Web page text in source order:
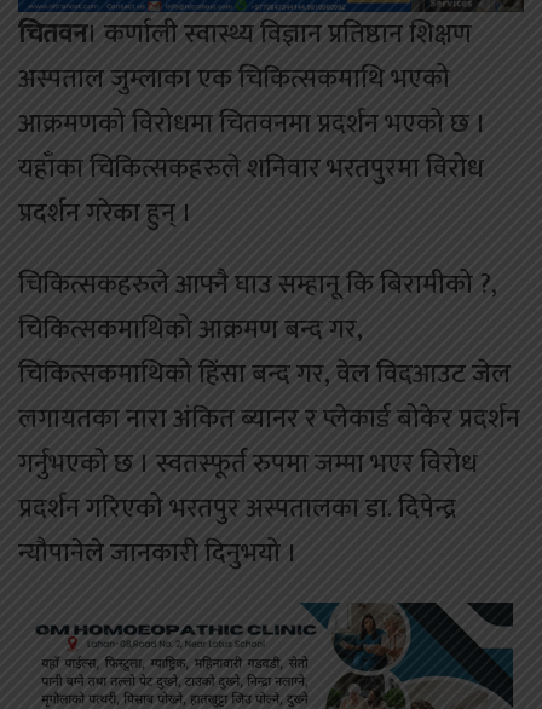
चितवन। कर्णाली स्वास्थ्य विज्ञान प्रतिष्ठान शिक्षण
अस्पताल जुम्लाका एक चिकित्सकमाथि भएको
आक्रमणको विरोधमा चितवनमा प्रदर्शन भएको छ ।
यहाँका चिकित्सकहरुले शनिवार भरतपुरमा विरोध
प्रदर्शन गरेका हुन् ।
चिकित्सकहरुले आफ्नै घाउ सम्हानू कि बिरामीको ?,
चिकित्सकमाथिको आक्रमण बन्द गर,
चिकित्सकमाथिको हिंसा बन्द गर, वेल विदआउट जेल
लगायतका नारा अंकित ब्यानर र प्लेकार्ड बोकेर प्रदर्शन
गर्नुभएको छ । स्वतस्फूर्त रुपमा जम्मा भएर विरोध
प्रदर्शन गरिएको भरतपुर अस्पतालका डा. दिपेन्द्र
न्यौपानेले जानकारी दिनुभयो ।